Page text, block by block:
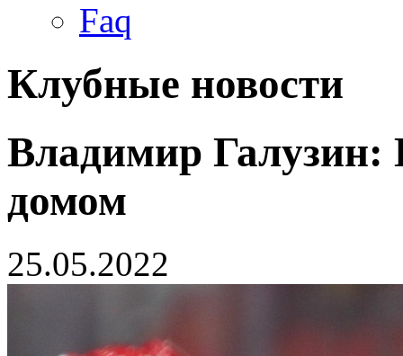
Faq
Клубные новости
Владимир Галузин:
домом
25.05.2022